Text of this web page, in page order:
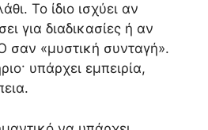
Το ίδιο ισχύει αν
για διαδικασίες ή αν
σαν «μυστική συνταγή».
υπάρχει εμπειρία,